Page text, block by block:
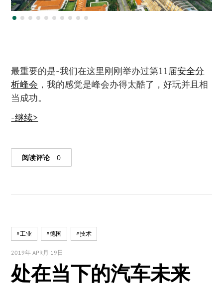
最重要的是-我们在这里刚刚举办过第11届安全分
析峰会 ，我的感觉是峰会办得太酷了，好玩并且相
当成功。
-继续>
阅读评论 0
#工业 #德国 #技术
2019年 APR月 19日
处在当下的汽车未来